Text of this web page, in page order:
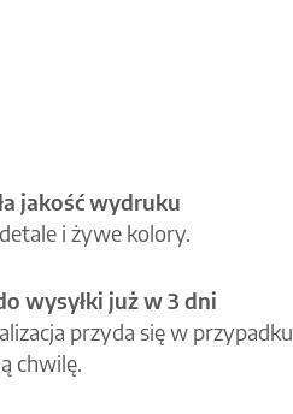
jakość wydruku
i żywe kolory.
wysyłki już w 3 dni
przyda się w
chwilę.